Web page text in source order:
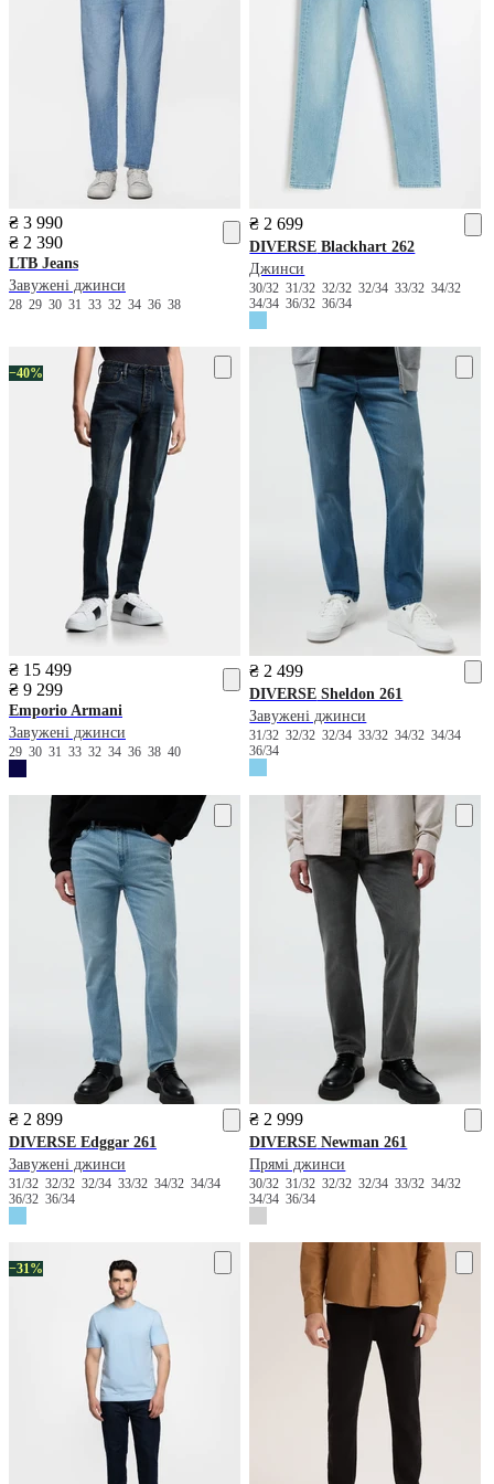
₴ 3 990
₴ 2 390
LTB Jeans
Завужені джинси
28 29 30 31 33 32 34 36 38
₴ 2 699
DIVERSE Blackhart 262
Джинси
30/3231/3232/3232/3433/3234/32
34/3436/3236/34
−40%
₴ 15 499
₴ 9 299
Emporio Armani
Завужені джинси
29 30 31 33 32 34 36 38 40
₴ 2 499
DIVERSE Sheldon 261
Завужені джинси
31/3232/3232/3433/3234/3234/34
36/34
₴ 2 899
DIVERSE Edggar 261
Завужені джинси
31/32 32/32 32/34 33/32 34/32 34/34
36/32 36/34
₴ 2 999
DIVERSE Newman 261
Прямі джинси
30/3231/3232/3232/3433/3234/32
34/3436/34
−31%